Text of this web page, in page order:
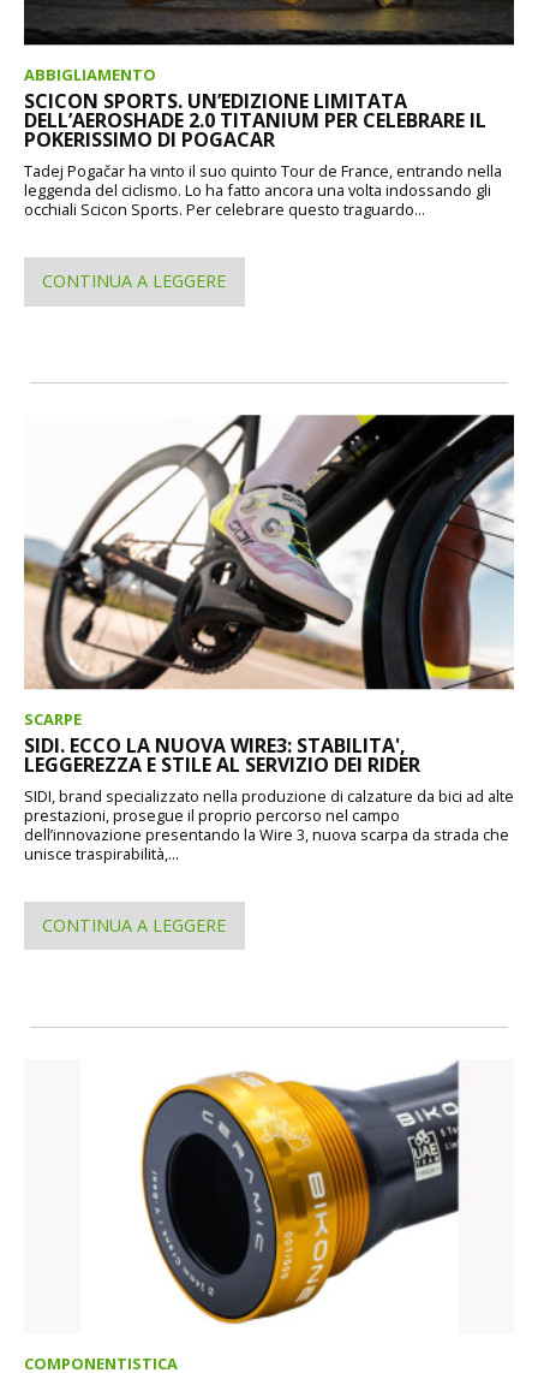
ABBIGLIAMENTO
SCICON SPORTS. UN’EDIZIONE LIMITATA
DELL’AEROSHADE 2.0 TITANIUM PER CELEBRARE IL
POKERISSIMO DI POGACAR
Tadej Pogačar ha vinto il suo quinto Tour de France, entrando nella
leggenda del ciclismo. Lo ha fatto ancora una volta indossando gli
occhiali Scicon Sports. Per celebrare questo traguardo...
CONTINUA A LEGGERE
SCARPE
SIDI. ECCO LA NUOVA WIRE3: STABILITA',
LEGGEREZZA E STILE AL SERVIZIO DEI RIDER
SIDI, brand specializzato nella produzione di calzature da bici ad alte
prestazioni, prosegue il proprio percorso nel campo
dell’innovazione presentando la Wire 3, nuova scarpa da strada che
unisce traspirabilità,...
CONTINUA A LEGGERE
COMPONENTISTICA